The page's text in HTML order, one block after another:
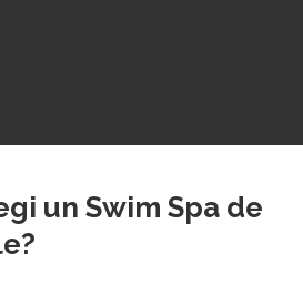
un Swim Spa de